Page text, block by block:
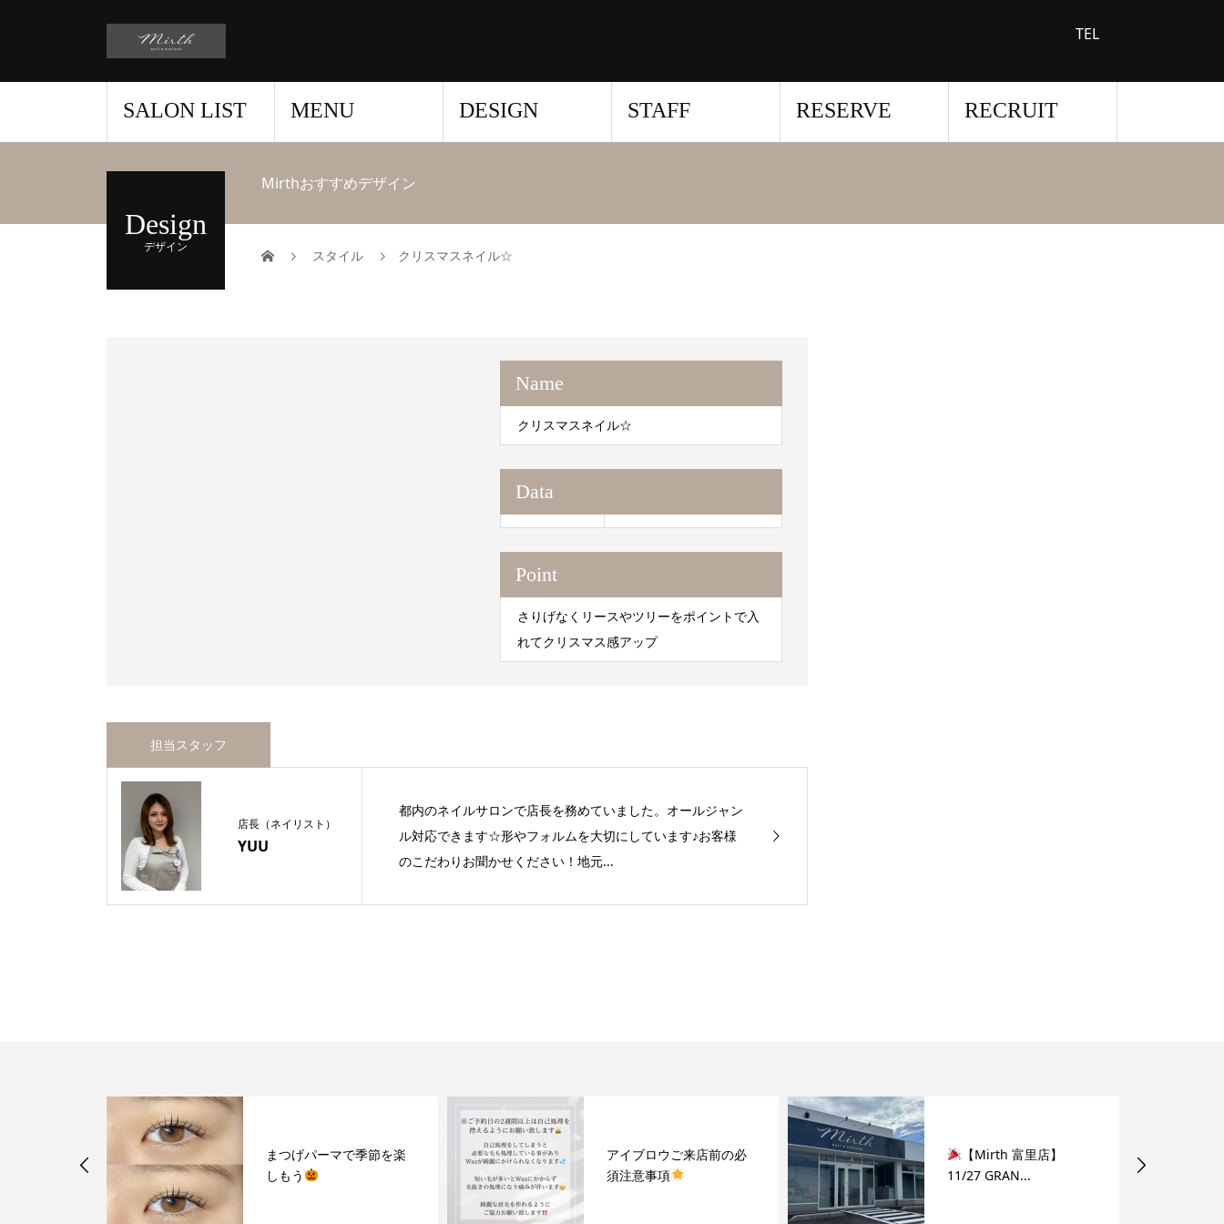
TEL
SALON LIST MENU DESIGN STAFF RESERVE RECRUIT
Design
デザイン
Mirthおすすめデザイン
スタイル クリスマスネイル☆
Name
クリスマスネイル☆
Data
Point
さりげなくリースやツリーをポイントで入
れてクリスマス感アップ
担当スタッフ
店長（ネイリスト）
YUU
都内のネイルサロンで店長を務めていました。オールジャン
ル対応できます☆形やフォルムを大切にしています♪お客様
のこだわりお聞かせください！地元...
まつげパーマで季節を楽
しもう
アイブロウご来店前の必
須注意事項
【Mirth 富里店】
11/27 GRAN...